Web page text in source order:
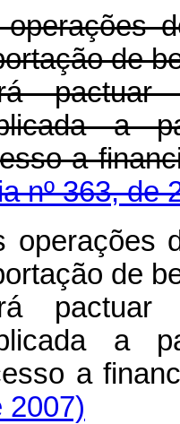
de
a
a
nº 363, de
de
a
a
2007)